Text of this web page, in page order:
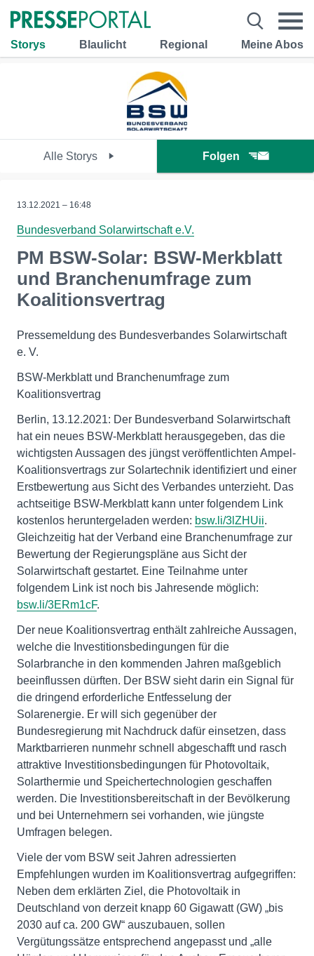
Storys Blaulicht Regional Meine Abos
Alle Storys Folgen
13.12.2021 – 16:48
Bundesverband Solarwirtschaft e.V.
PM BSW-Solar: BSW-Merkblatt
und Branchenumfrage zum
Koalitionsvertrag
Pressemeldung des Bundesverbandes Solarwirtschaft
e. V.
BSW-Merkblatt und Branchenumfrage zum
Koalitionsvertrag
Berlin, 13.12.2021: Der Bundesverband Solarwirtschaft
hat ein neues BSW-Merkblatt herausgegeben, das die
wichtigsten Aussagen des jüngst veröffentlichten Ampel-
Koalitionsvertrags zur Solartechnik identifiziert und einer
Erstbewertung aus Sicht des Verbandes unterzieht. Das
achtseitige BSW-Merkblatt kann unter folgendem Link
kostenlos heruntergeladen werden: bsw.li/3lZHUii.
Gleichzeitig hat der Verband eine Branchenumfrage zur
Bewertung der Regierungspläne aus Sicht der
Solarwirtschaft gestartet. Eine Teilnahme unter
folgendem Link ist noch bis Jahresende möglich:
bsw.li/3ERm1cF.
Der neue Koalitionsvertrag enthält zahlreiche Aussagen,
welche die Investitionsbedingungen für die
Solarbranche in den kommenden Jahren maßgeblich
beeinflussen dürften. Der BSW sieht darin ein Signal für
die dringend erforderliche Entfesselung der
Solarenergie. Er will sich gegenüber der
Bundesregierung mit Nachdruck dafür einsetzen, dass
Marktbarrieren nunmehr schnell abgeschafft und rasch
attraktive Investitionsbedingungen für Photovoltaik,
Solarthermie und Speichertechnologien geschaffen
werden. Die Investitionsbereitschaft in der Bevölkerung
und bei Unternehmern sei vorhanden, wie jüngste
Umfragen belegen.
Viele der vom BSW seit Jahren adressierten
Empfehlungen wurden im Koalitionsvertrag aufgegriffen:
Neben dem erklärten Ziel, die Photovoltaik in
Deutschland von derzeit knapp 60 Gigawatt (GW) „bis
2030 auf ca. 200 GW“ auszubauen, sollen
Vergütungssätze entsprechend angepasst und „alle